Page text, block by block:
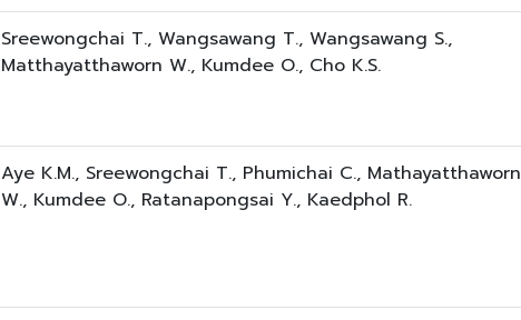
Sreewongchai T., Wangsawang T., Wangsawang S.,
Matthayatthaworn W., Kumdee O., Cho K.S.
Aye K.M., Sreewongchai T., Phumichai C., Mathayatthaworn
W., Kumdee O., Ratanapongsai Y., Kaedphol R.